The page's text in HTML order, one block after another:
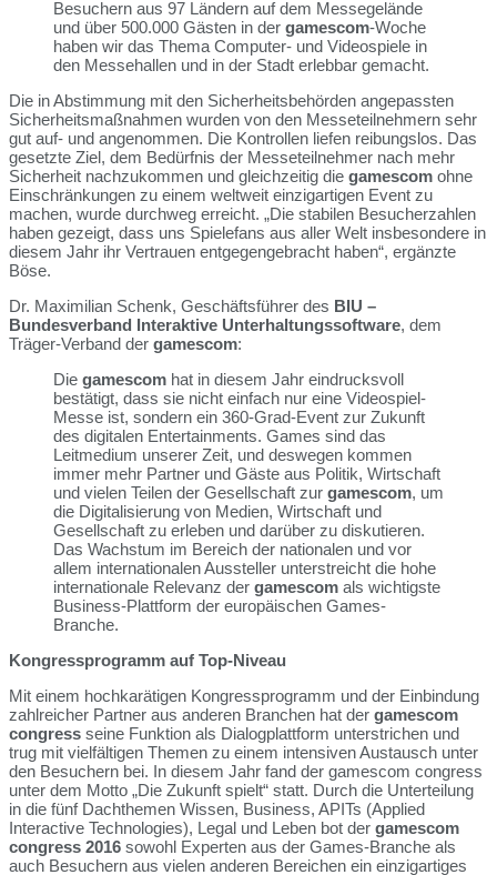
Besuchern aus 97 Ländern auf dem Messegelände
und über 500.000 Gästen in der gamescom-Woche
haben wir das Thema Computer- und Videospiele in
den Messehallen und in der Stadt erlebbar gemacht.
Die in Abstimmung mit den Sicherheitsbehörden angepassten
Sicherheitsmaßnahmen wurden von den Messeteilnehmern sehr
gut auf- und angenommen. Die Kontrollen liefen reibungslos. Das
gesetzte Ziel, dem Bedürfnis der Messeteilnehmer nach mehr
Sicherheit nachzukommen und gleichzeitig die gamescom ohne
Einschränkungen zu einem weltweit einzigartigen Event zu
machen, wurde durchweg erreicht. „Die stabilen Besucherzahlen
haben gezeigt, dass uns Spielefans aus aller Welt insbesondere in
diesem Jahr ihr Vertrauen entgegengebracht haben“, ergänzte
Böse.
Dr. Maximilian Schenk, Geschäftsführer des BIU –
Bundesverband Interaktive Unterhaltungssoftware, dem
Träger-Verband der gamescom:
Die gamescom hat in diesem Jahr eindrucksvoll
bestätigt, dass sie nicht einfach nur eine Videospiel-
Messe ist, sondern ein 360-Grad-Event zur Zukunft
des digitalen Entertainments. Games sind das
Leitmedium unserer Zeit, und deswegen kommen
immer mehr Partner und Gäste aus Politik, Wirtschaft
und vielen Teilen der Gesellschaft zur gamescom, um
die Digitalisierung von Medien, Wirtschaft und
Gesellschaft zu erleben und darüber zu diskutieren.
Das Wachstum im Bereich der nationalen und vor
allem internationalen Aussteller unterstreicht die hohe
internationale Relevanz der gamescom als wichtigste
Business-Plattform der europäischen Games-
Branche.
Kongressprogramm auf Top-Niveau
Mit einem hochkarätigen Kongressprogramm und der Einbindung
zahlreicher Partner aus anderen Branchen hat der gamescom
congress seine Funktion als Dialogplattform unterstrichen und
trug mit vielfältigen Themen zu einem intensiven Austausch unter
den Besuchern bei. In diesem Jahr fand der gamescom congress
unter dem Motto „Die Zukunft spielt“ statt. Durch die Unterteilung
in die fünf Dachthemen Wissen, Business, APITs (Applied
Interactive Technologies), Legal und Leben bot der gamescom
congress 2016 sowohl Experten aus der Games-Branche als
auch Besuchern aus vielen anderen Bereichen ein einzigartiges